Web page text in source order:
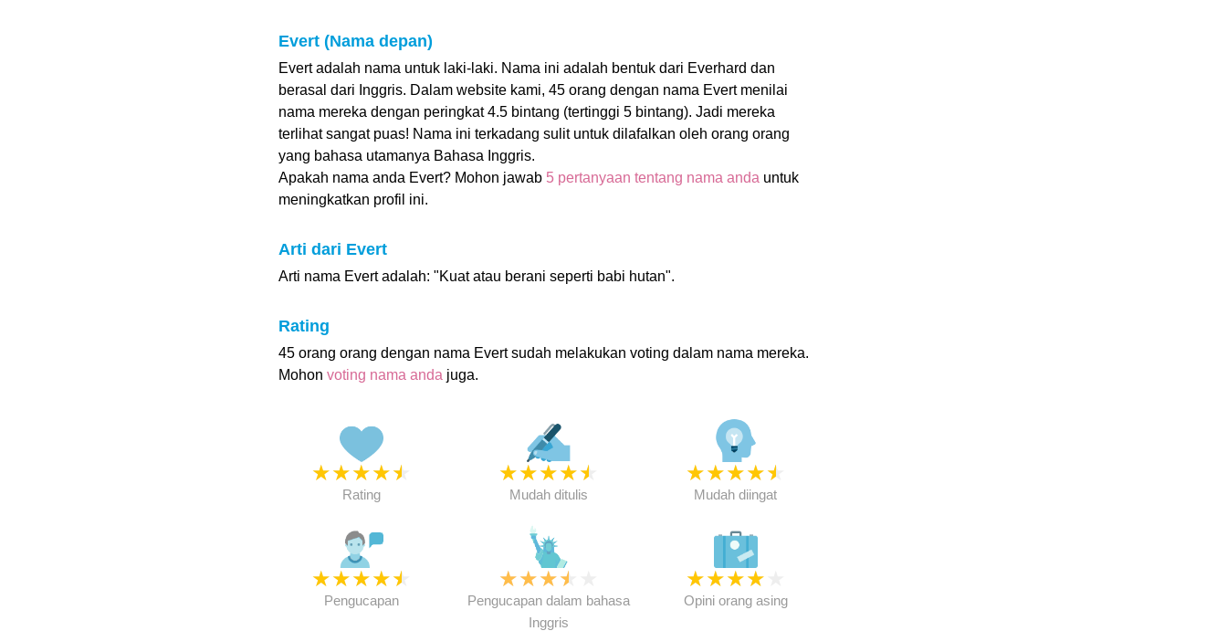
Evert (Nama depan)
Evert adalah nama untuk laki-laki. Nama ini adalah bentuk dari Everhard dan
berasal dari Inggris. Dalam website kami, 45 orang dengan nama Evert menilai
nama mereka dengan peringkat 4.5 bintang (tertinggi 5 bintang). Jadi mereka
terlihat sangat puas! Nama ini terkadang sulit untuk dilafalkan oleh orang orang
yang bahasa utamanya Bahasa Inggris.
Apakah nama anda Evert? Mohon jawab 5 pertanyaan tentang nama anda untuk
meningkatkan profil ini.
Arti dari Evert
Arti nama Evert adalah: "Kuat atau berani seperti babi hutan".
Rating
45 orang orang dengan nama Evert sudah melakukan voting dalam nama mereka.
Mohon voting nama anda juga.
★★★★★
Rating
★★★★★
Mudah ditulis
★★★★★
Mudah diingat
★★★★★
Pengucapan
★★★★
Pengucapan dalam bahasa
Inggris
★★★★
Opini orang asing